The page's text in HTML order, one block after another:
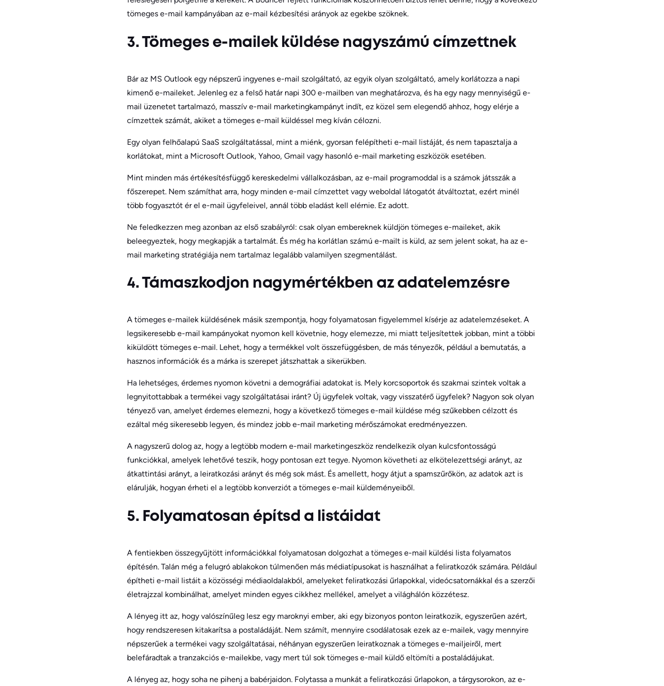
tömeges e-mail kampányában az e-mail kézbesítési arányok az egekbe szöknek.
3. Tömeges e-mailek küldése nagyszámú címzettnek
Bár az MS Outlook egy népszerű ingyenes e-mail szolgáltató, az egyik olyan szolgáltató, amely korlátozza a napi
kimenő e-maileket. Jelenleg ez a felső határ napi 300 e-mailben van meghatározva, és ha egy nagy mennyiségű e-
mail üzenetet tartalmazó, masszív e-mail marketingkampányt indít, ez közel sem elegendő ahhoz, hogy elérje a
címzettek számát, akiket a tömeges e-mail küldéssel meg kíván célozni.
Egy olyan felhőalapú SaaS szolgáltatással, mint a miénk, gyorsan felépítheti e-mail listáját, és nem tapasztalja a
korlátokat, mint a Microsoft Outlook, Yahoo, Gmail vagy hasonló e-mail marketing eszközök esetében.
Mint minden más értékesítésfüggő kereskedelmi vállalkozásban, az e-mail programoddal is a számok játsszák a
főszerepet. Nem számíthat arra, hogy minden e-mail címzettet vagy weboldal látogatót átváltoztat, ezért minél
több fogyasztót ér el e-mail ügyfeleivel, annál több eladást kell elérnie. Ez adott.
Ne feledkezzen meg azonban az első szabályról: csak olyan embereknek küldjön tömeges e-maileket, akik
beleegyeztek, hogy megkapják a tartalmát. És még ha korlátlan számú e-mailt is küld, az sem jelent sokat, ha az e-
mail marketing stratégiája nem tartalmaz legalább valamilyen szegmentálást.
4. Támaszkodjon nagymértékben az adatelemzésre
A tömeges e-mailek küldésének másik szempontja, hogy folyamatosan figyelemmel kísérje az adatelemzéseket. A
legsikeresebb e-mail kampányokat nyomon kell követnie, hogy elemezze, mi miatt teljesítettek jobban, mint a többi
kiküldött tömeges e-mail. Lehet, hogy a termékkel volt összefüggésben, de más tényezők, például a bemutatás, a
hasznos információk és a márka is szerepet játszhattak a sikerükben.
Ha lehetséges, érdemes nyomon követni a demográfiai adatokat is. Mely korcsoportok és szakmai szintek voltak a
legnyitottabbak a termékei vagy szolgáltatásai iránt? Új ügyfelek voltak, vagy visszatérő ügyfelek? Nagyon sok olyan
tényező van, amelyet érdemes elemezni, hogy a következő tömeges e-mail küldése még szűkebben célzott és
ezáltal még sikeresebb legyen, és mindez jobb e-mail marketing mérőszámokat eredményezzen.
A nagyszerű dolog az, hogy a legtöbb modern e-mail marketingeszköz rendelkezik olyan kulcsfontosságú
funkciókkal, amelyek lehetővé teszik, hogy pontosan ezt tegye. Nyomon követheti az elkötelezettségi arányt, az
átkattintási arányt, a leiratkozási arányt és még sok mást. És amellett, hogy átjut a spamszűrőkön, az adatok azt is
elárulják, hogyan érheti el a legtöbb konverziót a tömeges e-mail küldeményeiből.
5. Folyamatosan építsd a listáidat
A fentiekben összegyűjtött információkkal folyamatosan dolgozhat a tömeges e-mail küldési lista folyamatos
építésén. Talán még a felugró ablakokon túlmenően más médiatípusokat is használhat a feliratkozók számára. Például
építheti e-mail listáit a közösségi médiaoldalakból, amelyeket feliratkozási űrlapokkal, videócsatornákkal és a szerzői
életrajzzal kombinálhat, amelyet minden egyes cikkhez mellékel, amelyet a világhálón közzétesz.
A lényeg itt az, hogy valószínűleg lesz egy maroknyi ember, aki egy bizonyos ponton leiratkozik, egyszerűen azért,
hogy rendszeresen kitakarítsa a postaládáját. Nem számít, mennyire csodálatosak ezek az e-mailek, vagy mennyire
népszerűek a termékei vagy szolgáltatásai, néhányan egyszerűen leiratkoznak a tömeges e-mailjeiről, mert
belefáradtak a tranzakciós e-mailekbe, vagy mert túl sok tömeges e-mail küldő eltömíti a postaládájukat.
A lényeg az, hogy soha ne pihenj a babérjaidon. Folytassa a munkát a feliratkozási űrlapokon, a tárgysorokon, az e-